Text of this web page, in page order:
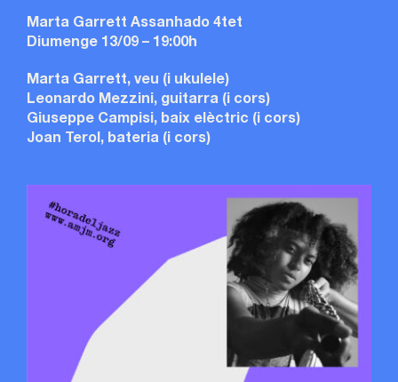
Marta Garrett Assanhado 4tet
Diumenge 13/09 – 19:00h
Marta Garrett, veu (i ukulele)
Leonardo Mezzini, guitarra (i cors)
Giuseppe Campisi, baix elèctric (i cors)
Joan Terol, bateria (i cors)